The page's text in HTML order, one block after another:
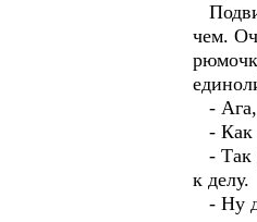
чем.
- Ага,
- Как
- Так
к делу.
- Ну